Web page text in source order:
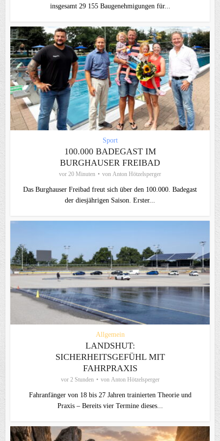
insgesamt 29 155 Baugenehmigungen für...
Sport
100.000 BADEGAST IM
BURGHAUSER FREIBAD
vor 20 Minuten von Anton Hötzelsperger
Das Burghauser Freibad freut sich über den 100.000. Badegast
der diesjährigen Saison. Erster...
Allgemein
LANDSHUT:
SICHERHEITSGEFÜHL MIT
FAHRPRAXIS
vor 2 Stunden von Anton Hötzelsperger
Fahranfänger von 18 bis 27 Jahren trainierten Theorie und
Praxis – Bereits vier Termine dieses...